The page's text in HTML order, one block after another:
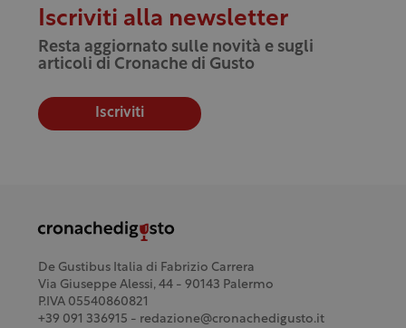
Iscriviti alla newsletter
Resta aggiornato sulle novità e sugli
articoli di Cronache di Gusto
Iscriviti
De Gustibus Italia di Fabrizio Carrera
Via Giuseppe Alessi, 44 - 90143 Palermo
P.IVA 05540860821
+39 091 336915 - redazione@cronachedigusto.it